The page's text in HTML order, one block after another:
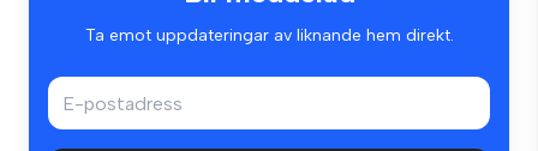
Ta emot uppdateringar av liknande hem direkt.